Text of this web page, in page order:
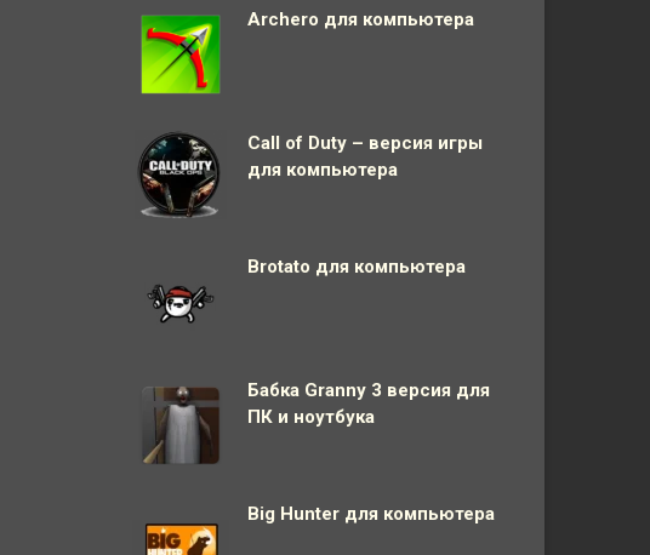
Archero для компьютера
Call of Duty – версия игры
для компьютера
Brotato для компьютера
Бабка Granny 3 версия для
ПК и ноутбука
Big Hunter для компьютера